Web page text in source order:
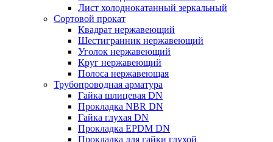
Лист холоднокатанный зеркальный
Сортовой прокат
Квадрат нержавеющий
Шестигранник нержавеющий
Уголок нержавеющий
Круг нержавеющий
Полоса нержавеющая
Трубопроводная арматура
Гайка шлицевая DN
Прокладка NBR DN
Гайка глухая DN
Прокладка EPDM DN
Прокладка для гайки глухой